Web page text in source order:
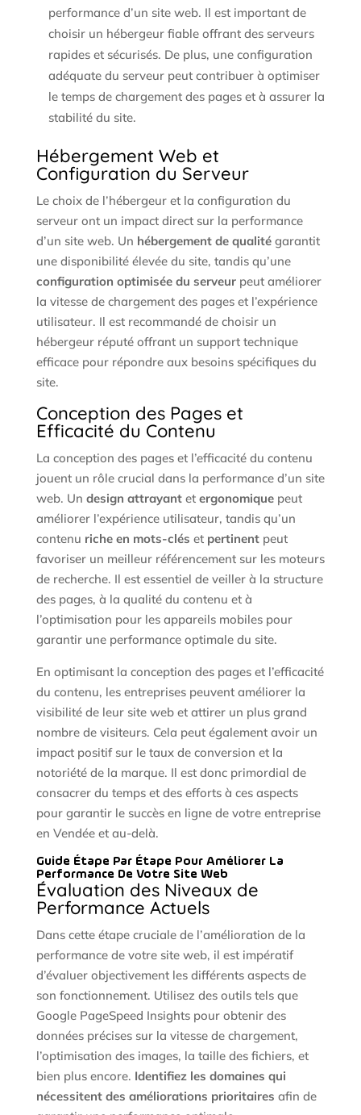
performance d’un site web. Il est important de
choisir un hébergeur fiable offrant des serveurs
rapides et sécurisés. De plus, une configuration
adéquate du serveur peut contribuer à optimiser
le temps de chargement des pages et à assurer la
stabilité du site.
Hébergement Web et
Configuration du Serveur
Le choix de l’hébergeur et la configuration du
serveur ont un impact direct sur la performance
d’un site web. Un hébergement de qualitégarantit
une disponibilité élevée du site, tandis qu’une
configuration optimisée du serveurpeut améliorer
la vitesse de chargement des pages et l’expérience
utilisateur. Il est recommandé de choisir un
hébergeur réputé offrant un support technique
efficace pour répondre aux besoins spécifiques du
site.
Conception des Pages et
Efficacité du Contenu
La conception des pages et l’efficacité du contenu
jouent un rôle crucial dans la performance d’un site
web. Un design attrayantet ergonomiquepeut
améliorer l’expérience utilisateur, tandis qu’un
contenu riche en mots-clés et pertinentpeut
favoriser un meilleur référencement sur les moteurs
de recherche. Il est essentiel de veiller à la structure
des pages, à la qualité du contenu et à
l’optimisation pour les appareils mobiles pour
garantir une performance optimale du site.
En optimisant la conception des pages et l’efficacité
du contenu, les entreprises peuvent améliorer la
visibilité de leur site web et attirer un plus grand
nombre de visiteurs. Cela peut également avoir un
impact positif sur le taux de conversion et la
notoriété de la marque. Il est donc primordial de
consacrer du temps et des efforts à ces aspects
pour garantir le succès en ligne de votre entreprise
en Vendée et au-delà.
Guide Étape Par Étape Pour Améliorer La
Performance De Votre Site Web
Évaluation des Niveaux de
Performance Actuels
Dans cette étape cruciale de l’amélioration de la
performance de votre site web, il est impératif
d’évaluer objectivement les différents aspects de
son fonctionnement. Utilisez des outils tels que
Google PageSpeed Insights pour obtenir des
données précises sur la vitesse de chargement,
l’optimisation des images, la taille des fichiers, et
bien plus encore. Identifiez les domaines qui
nécessitent des améliorations prioritaires afin de